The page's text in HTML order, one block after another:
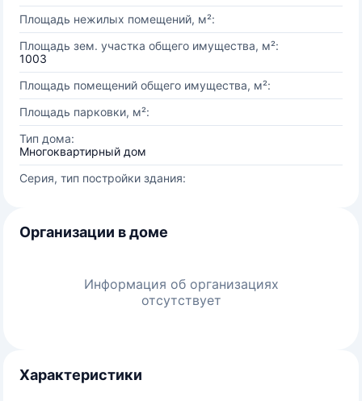
Площадь нежилых помещений, м²:
Площадь зем. участка общего имущества, м²:
1003
Площадь помещений общего имущества, м²:
Площадь парковки, м²:
Тип дома:
Многоквартирный дом
Серия, тип постройки здания:
Организации в доме
Информация об организациях
отсутствует
Характеристики